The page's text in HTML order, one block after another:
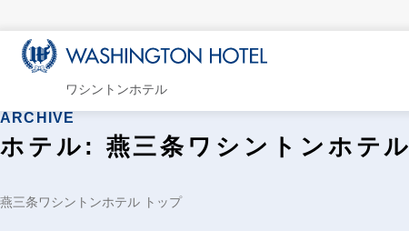
ワシントンホテル
ARCHIVE
ホテル:燕三条ワシントンホテル
燕三条ワシントンホテル トップ